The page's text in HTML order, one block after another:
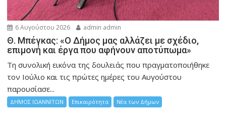
6 Αυγούστου 2026 admin admin
Θ. Μπέγκας: «Ο Δήμος μας αλλάζει με σχέδιο,
επιμονή και έργα που αφήνουν αποτύπωμα»
Τη συνολική εικόνα της δουλειάς που πραγματοποιήθηκε
τον Ιούλιο και τις πρώτες ημέρες του Αυγούστου
παρουσίασε...
ΔΗΜΟΣ ΙΩΑΝΝΙΤΩΝ Επικαιρότητα Νέα των Δήμων